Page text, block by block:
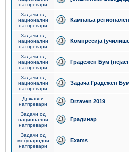
натпревари
Задачи од
национални
натпревари
Кампања регионален
Задачи од
национални
натпревари
Компресија
Задачи од
национални
натпревари
Градежен Бум
Задачи од
национални
натпревари
Задача Градежен
Државни
натпревари
Drzaven 2019
Задачи од
национални
натпревари
Градинар
Задачи од
меѓународни
натпревари
Exams